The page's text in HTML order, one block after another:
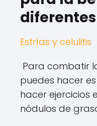
Estrías y celulitis
Para combatir
puedes hacer
hacer ejercicios
nódulos de